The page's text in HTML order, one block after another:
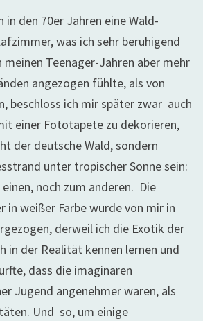
in den 70er Jahren eine Wald-
was ich sehr beruhigend
meinen Teenager-Jahren aber mehr
angezogen fühlte, als von
beschloss ich mir später zwar auch
einer Fototapete zu dekorieren,
der deutsche Wald, sondern
unter tropischer Sonne sein:
noch zum anderen. Die
in weißer Farbe wurde von mir in
derweil ich die Exotik der
in der Realität kennen lernen und
dass die imaginären
Jugend angenehmer waren, als
Und so, um einige